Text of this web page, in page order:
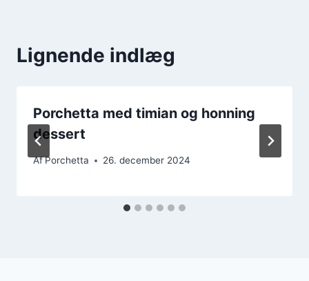
Lignende indlæg
Porchetta med timian og honning
dessert
AfPorchetta 26. december 2024